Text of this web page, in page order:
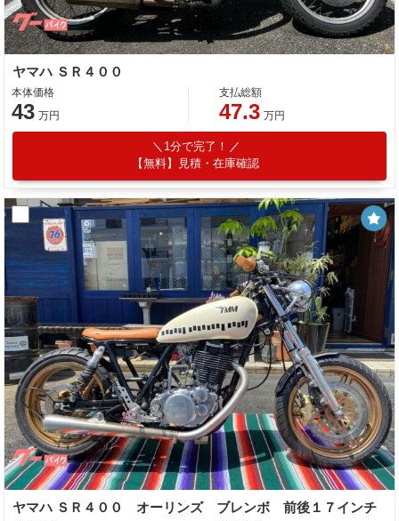
ヤマハ ＳＲ４００
本体価格
43 万円
支払総額
47.3 万円
1分で完了！
【無料】見積・在庫確認
ヤマハ ＳＲ４００ オーリンズ ブレンボ 前後１７インチ